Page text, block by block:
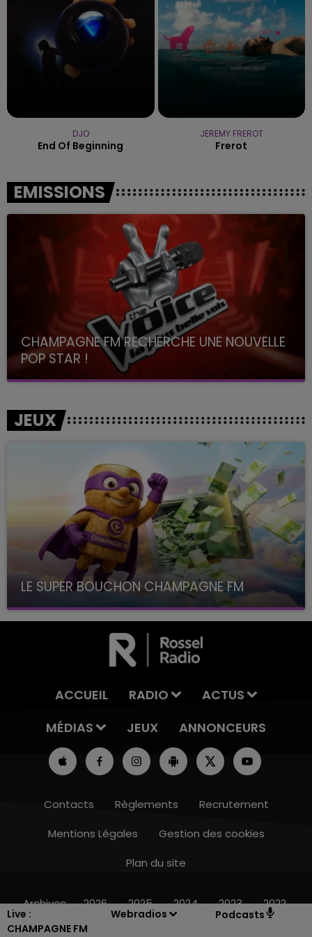
Live :
CHAMPAGNE FM
Webradios Podcasts
DJO
End Of Beginning
JEREMY FREROT
Frerot
EMISSIONS
CHAMPAGNE FM RECHERCHE UNE NOUVELLE
POP STAR !
Toute la journée sur Champagne FM
JEUX
LE SUPER BOUCHON CHAMPAGNE FM
avec La Famille Champagne FM, à 8H10
ACCUEIL RADIO
ACTUS
MÉDIAS
JEUX ANNONCEURS
Contacts Règlements
Recrutement
Mentions Légales
Gestion des cookies
Plan du site
Archives 2026 2025 2024 2023 2022